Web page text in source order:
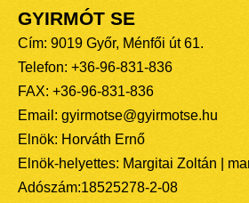
GYIRMÓT SE
Cím: 9019 Győr, Ménfői út 61.
Telefon: +36-96-831-836
FAX: +36-96-831-836
Email: gyirmotse@gyirmotse.hu
Elnök: Horváth Ernő
Elnök-helyettes: Margitai Zoltán |
Adószám:18525278-2-08